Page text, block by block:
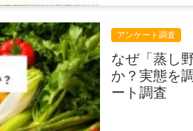
なぜ「蒸し
か？実態を
ート調査
アンケート調査